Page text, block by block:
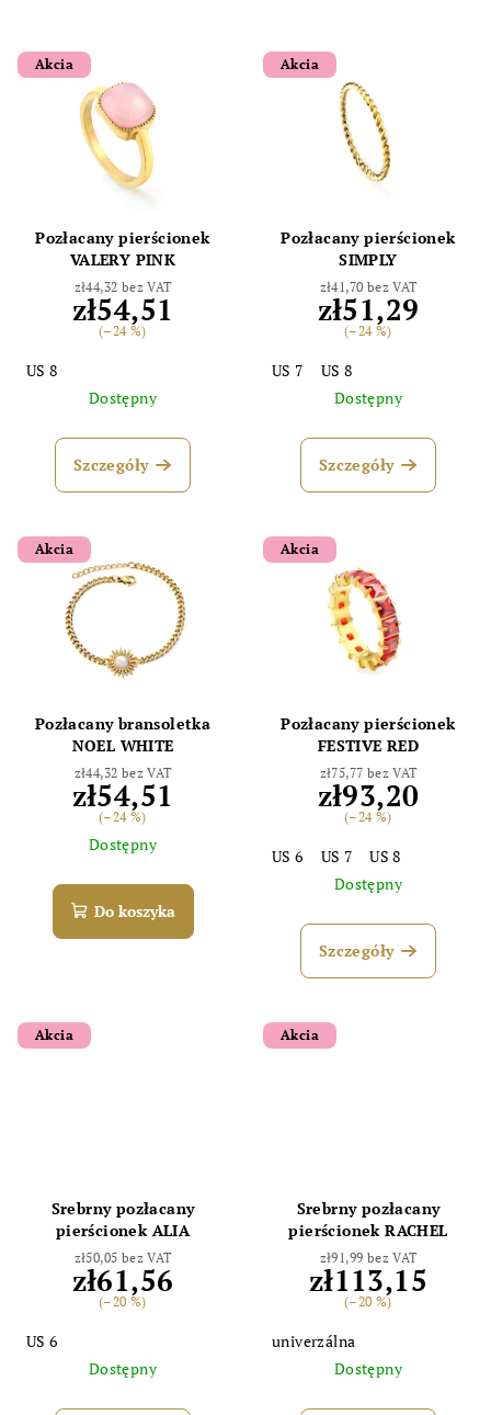
Akcia
Pozłacany pierścionek
VALERY PINK
zł44,32 bez VAT
zł54,51
(–24 %)
US 8
Dostępny
Szczegóły
Akcia
Pozłacany pierścionek
SIMPLY
zł41,70 bez VAT
zł51,29
(–24 %)
US 7
US 8
Dostępny
Szczegóły
Akcia
Pozłacany bransoletka
NOEL WHITE
zł44,32 bez VAT
zł54,51
(–24 %)
Dostępny
Do koszyka
Akcia
Pozłacany pierścionek
FESTIVE RED
zł75,77 bez VAT
zł93,20
(–24 %)
US 6 US 7
US 8
Dostępny
Szczegóły
Akcia
Srebrny pozłacany
pierścionek ALIA
zł50,05 bez VAT
zł61,56
(–20 %)
US 6
Dostępny
Akcia
Srebrny pozłacany
pierścionek RACHEL
zł91,99 bez VAT
zł113,15
(–20 %)
univerzálna
Dostępny